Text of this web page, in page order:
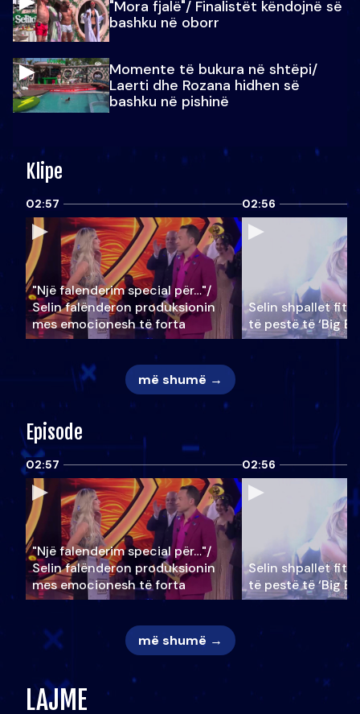
"Mora fjalë"/ Finalistët këndojnë së
bashku në oborr
Momente të bukura në shtëpi/
Laerti dhe Rozana hidhen së
bashku në pishinë
Klipe
02:57
"Një falenderim special për…"/
Selin falënderon produksionin
mes emocionesh të forta
02:56
Selin shpallet
të pestë të ‘Big
më shumë →
Episode
02:57
"Një falenderim special për…"/
Selin falënderon produksionin
mes emocionesh të forta
02:56
Selin shpallet
të pestë të ‘Big
më shumë →
LAJME